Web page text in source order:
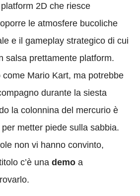
2D che riesce
le atmosfere bucoliche
e il gameplay strategico di cui
salsa prettamente platform.
Mario Kart, ma potrebbe
durante la siesta
la colonnina del mercurio è
metter piede sulla sabbia.
non vi hanno convinto,
c’è una demo a